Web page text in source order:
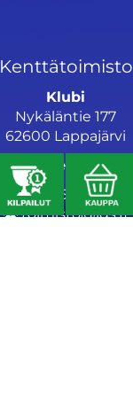
Kenttätoimisto
Klubi
Nykäläntie 177
62600 Lappajärvi
Caddiemaster
06 46040682
toimisto@jgs.fi